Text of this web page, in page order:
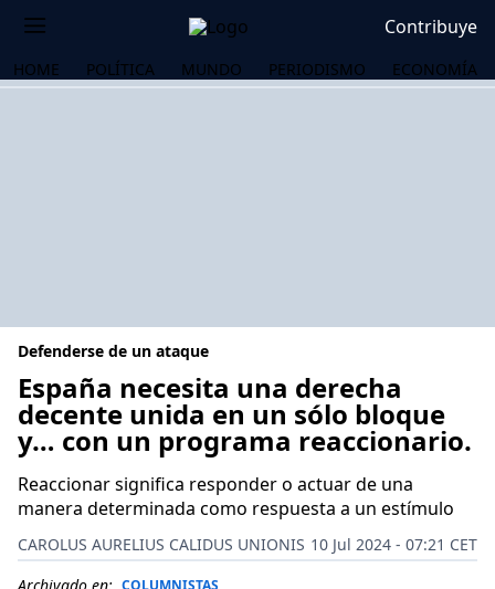
Contribuye
HOME POLÍTICA MUNDO PERIODISMO ECONOMÍA
Defenderse de un ataque
España necesita una derecha
decente unida en un sólo bloque
y… con un programa reaccionario.
Reaccionar significa responder o actuar de una
manera determinada como respuesta a un estímulo
CAROLUS AURELIUS CALIDUS UNIONIS 10 Jul 2024 - 07:21 CET
COLUMNISTAS